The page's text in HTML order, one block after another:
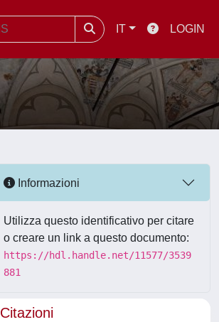
IT LOGIN
Informazioni
Utilizza questo identificativo per citare
o creare un link a questo documento:
https://hdl.handle.net/11577/3539
881
Citazioni